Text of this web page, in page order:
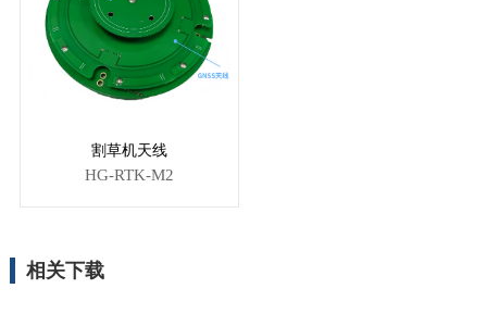
割草机天线
HG-RTK-M2
相关下载